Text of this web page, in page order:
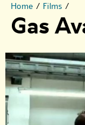
Home / Films /
Gas